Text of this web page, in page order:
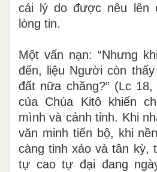
cái lý do được nêu lên
lòng tin.
Một vấn nạn: “Nhưng
đến, liệu Người còn
đất nữa chăng?” (Lc
của Chúa Kitô khiến
mình và cảnh tỉnh. Khi
văn minh tiến bộ, khi
càng tinh xảo và tân kỳ,
tự cao tự đại đang